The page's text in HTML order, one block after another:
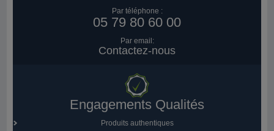
Par téléphone :
05 79 80 60 00
Par email:
Contactez-nous
Engagements Qualités
Produits authentiques